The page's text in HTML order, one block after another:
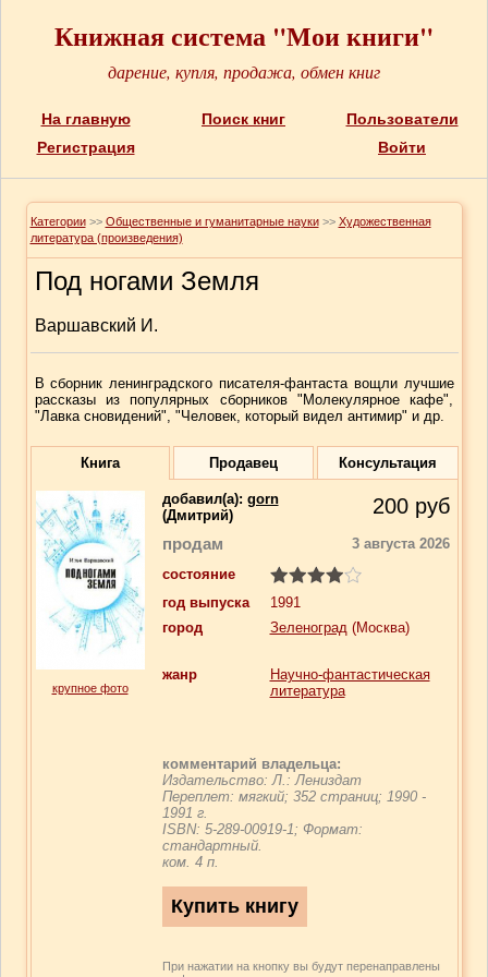
Книжная система "Мои книги"
дарение, купля, продажа, обмен книг
На главную Поиск книг
Пользователи
Регистрация
Войти
Категории >> Общественные и гуманитарные науки >> Художественная
литература (произведения)
Под ногами Земля
Варшавский И.
В сборник ленинградского писателя-фантаста вощли лучшие
рассказы из популярных сборников "Молекулярное кафе",
"Лавка сновидений", "Человек, который видел антимир" и др.
Книга Продавец Консультация
крупное фото
добавил(a): gorn
(Дмитрий)
200 руб
продам
3 августа 2026
состояние
год выпуска
1991
город
Зеленоград(Москва)
жанр
Научно-фантастическая
литература
комментарий владельца:
Издательство: Л.: Лениздат
Переплет: мягкий; 352 страниц; 1990 -
1991 г.
ISBN: 5-289-00919-1; Формат:
стандартный.
ком. 4 п.
При нажатии на кнопку вы будут перенаправлены